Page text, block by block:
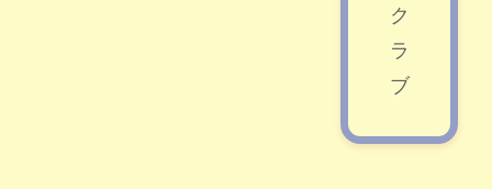
ク
ラ
ブ